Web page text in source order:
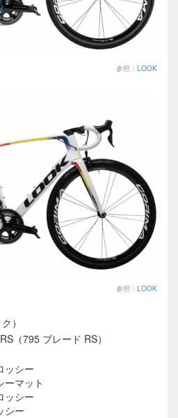
参照： LOOK
参照： LOOK
）
（795 ブレード RS）
ッシー
ーマット
ッシー
シー